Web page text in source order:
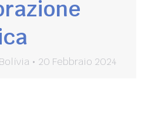
20 Febbraio 2024